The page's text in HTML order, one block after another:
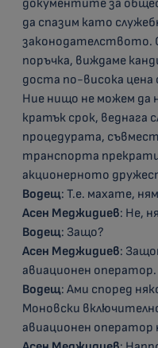
документите за
да спазим като
поръчка, виждаме
доста по-висока
Ние нищо не можем да
кратък срок, веднага
процедурата,
транспорта
акционерното
Водещ: Т.е. махате,
Асен Меджидиев: Не,
Водещ: Защо?
Асен Меджидиев:
авиационен оператор.
Водещ: Ами според
Моновски
авиационен оператор